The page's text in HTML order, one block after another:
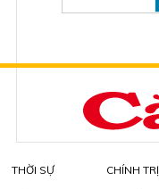
THỜI SỰ CHÍNH TRỊ